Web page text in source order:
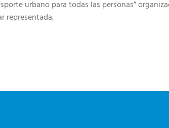
urbano para todas las personas”
representada.